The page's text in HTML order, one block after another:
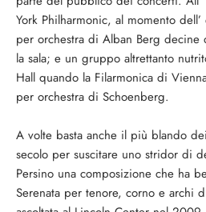
York Philharmonic, al momento
per orchestra di Alban Berg decine
la sala; e un gruppo altrettanto
Hall quando la Filarmonica di
per orchestra di Schoenberg.
A volte basta anche il più blando dei regimi di musiche del XX secolo per suscitare uno stridor di denti chiaramente udibile. Persino una composizione che ha ben poco di atonale come la Serenata per tenore, corno e archi di Benjamin Britten, ascoltata al Lincoln Center nel 2009, non ha incontrato il gusto di un signore seduto dietro di me. Il quale, sentendo una voce gridare «bravo!» dall’ altra parte della sala, ha borbottato: «Scommetterei che è una posa». Ho resistito a stento alla tentazione di sbattergli contro la partitura tascabile che avevo in mano. Alcuni comportamenti di questo tipo si possono mettere sul conto della ben nota mancanza di buone maniere di alcuni sponsor di New York. Ma il problemaè molto diffuso, come può confermare qualunque organizzatore di concerti amante del repertorio del XX secolo. Tra il pubblico di Last Night of the Proms del 1995 c’ è chi si dice ancora traumatizzato dall’ estrema violenza di composizioni come Panic di Harrison Birtwistle. Per decenni i critici, gli storici e persino gli specialisti di neuroscienze si sono sforzati di comprendere come mai la cosiddetta musica moderna lasci perplesso l’ ascoltatore medio. Dopo tutto, in altri campi artisti non meno avventurosi hanno ricevuto una ben diversa accoglienza. Il dipinto più quotato della storia è un vorticoso quadro astratto, il N° 5 di Jackson Pollock, venduto nel 2006 per 140 miliardi di dollari. I tycoon e gli emiri si contendono gli architetti d’ avanguardia; e ogni anno, in tutto il mondo il 16 giugno si organizzano drinking parties ispirati all’ Ulisse di James Joyce. Un tempo questi intoccabili della cultura erano trattati da ciarlatani, o da venditori dei «vestiti nuovi dell’ imperatore», per citare una metafora divenuta ormai un luogo comune tra i musicofili dissenzienti. La troviamo fin dal 1913 in un ediDtoriale del New York Times, che faceva strame di Marcel Duchampe del suo Nudo che scende le scale; e nel 1946 è ripresa da un commentatore che sostiene di non vedere la differenza tra un Picasso e il disegno di un bambino. Il poema di T.S. Eliot Canto d’ amore di J. Alfred Prufrock è stato citato per le sue «incoerenti banalità». E dire che oggi, se durante una cena qualcuno osasse dir male di Pollock, si attirerebbe le occhiate perplesse dei commensali; mentre non è detto che un analogo commento su John Cage venga accolto da reazioni polemiche. I tentativi di spiegare la perdurante resistenza al modernismo in musica sono stati tanti da far pensare che nessuno di essi abbia colto nel segno. Una teoria sostiene che la preferenza per la tonalità semplice sia insita nel cervello umano; ma i test per verificare questa tesi hanno prodotto risultati ambigui. Alcuni studi rilevano che nei primi anni di vita prevale la preferenza per gli intervalli consonanti; è anche vero però che i bambini vengono abituati fin dalla nascita all’ ascolto di musica tonale, e sono quindi condizionati ad accettarla come «naturale». Quanto alle arti visive, le ricerche dimostrano che i bambini preferiscono le immagini figurative a quelle astratte; ma questa propensione è stata evidentemente superata dai 327.000 visitatori che nel 2008-2009 sono accorsi alla Tate Modern per vedere le lugubri tele dell’ ultimo periodo di Mark Rothko. E lo stesso potrebbe accadere per la musica. Si è anche tentata una spiegazione sociologica: chi assiste a un concertoè praticamente bloccato nella sua poltrona per un tempo prestabilito, e perciò tendenzialmente restio a compiere uno sforzo inusitato; mentre i visitatori di una mostra d’ arte hanno la possibilità di muoversi liberamente, e quindi di assimilare immagini anche inconsuete secondo i propri tempi e ritmi. Ma se fossero le modalità della presentazione a condizionare la reazione, anche il pubblico dei cinema, dei teatri e degli spettacoli di danza dovrebbe opporre la stessa resistenza alle idee innovative. La relativa popolarità di autori quali George Balanchine, Samuel Beckett o Jean-Luc Godard induce poi a considerazioni di tutt’ altro genere. Per quanto attiene in particolare al cinema, si è colpiti dal larghissimo uso di quelle stesse dissonanze che il pubblico dei concerti tende spesso a considerare alienanti. Alla fine degli anni 1960 il film di Stanley Kubrick 2001: Odissea nello spazio ha elettrizzato milioni di spettatori, grazie anche all’ allucinata colonna sonora di György Ligeti. E il recente Shutter Island di Martin Scorsese, con musiche di Cage, Morton Feldman, Giacinto Scelsi e dello stesso Ligeti, ha realizzato un record di incassi. La partitura composta da Michael Giacchino per la serie televisiva Lost è una vera enciclopedia di tecniche d’ avanguardia. Se quindi l’ orecchio umano fosse istintivamente ostile alle dissonanze, queste e mille altre produzioni hollywoodiane dovrebbero essere votate all’ insuccesso. Il mio sospetto è che il problema di fondo non sia né fisiologico, né sociologico; più probabilmente, i compositori moderni sono vittime di una persistente indifferenza intimamente legata a un rapporto di idolatria per la musica classica legata al passato. Accadeva anche prima del 1900 che il pubblico frequentasse i concerti col desiderio di farsi massaggiare dalle piacevoli sonorità dei giorni andati. («Le nuove composizioni non hanno successo a Lipsia», disse un critico nel 1859, ad una prima di Brahms). Il mondo della musica si è focalizzato sulla lucidatura maniacale di una vetrina di capolavori. Al tempo in cui Schoenberg, Stravinsky e altri musicisti coevi inauguravano un nuovo vocabolario di accordi e di ritmi, contro di loro i giochi erano fatti (…). Sembra impossibile – a